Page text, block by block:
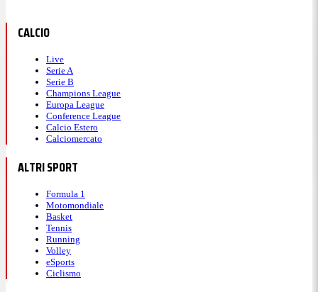
CALCIO
Live
Serie A
Serie B
Champions League
Europa League
Conference League
Calcio Estero
Calciomercato
ALTRI SPORT
Formula 1
Motomondiale
Basket
Tennis
Running
Volley
eSports
Ciclismo